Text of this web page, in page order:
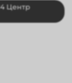
Центр